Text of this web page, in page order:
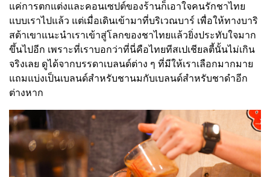
แค่การตกแต่งและคอนเซปต์ของร้านก็เอาใจคนรักชาไทย
แบบเราไปแล้ว แต่เมื่อเดินเข้ามาที่บริเวณบาร์ เพื่อให้ทางบาริ
สต้าเขาแนะนำเราเข้าสู่โลกของชาไทยแล้วยิ่งประทับใจมาก
ขึ้นไปอีก เพราะที่เราบอกว่าที่นี่คือไทยทีสเปเชียลตี้นั้นไม่เกิน
จริงเลย ดูได้จากบรรดาเบลนด์ต่าง ๆ ที่มีให้เราเลือกมากมาย
แถมแบ่งเป็นเบลนด์สำหรับชานมกับเบลนด์สำหรับชาดำอีก
ต่างหาก